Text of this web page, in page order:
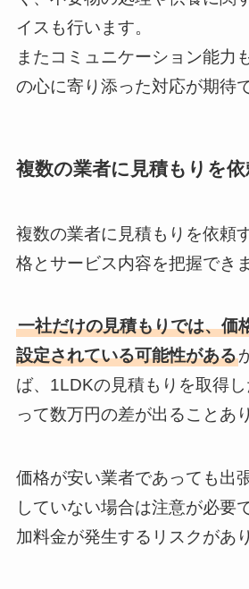
イスも行います。
またコミュニケーション能力
の心に寄り添った対応が期待
複数の業者に見積もりを依
複数の業者に見積もりを依頼
格とサービス内容を把握できま
一社だけの見積もりでは、価
設定されている可能性がある
ば、1LDKの見積もりを取得
って数万円の差が出ることあ
価格が安い業者であっても出
していない場合は注意が必要
加料金が発生するリスクがあ